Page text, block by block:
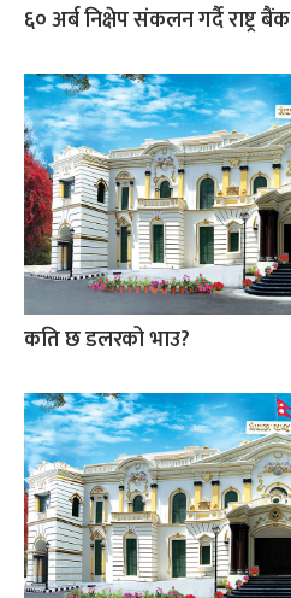
६० अर्ब निक्षेप संकलन गर्दै राष्ट्र बैंक
कति छ डलरको भाउ?